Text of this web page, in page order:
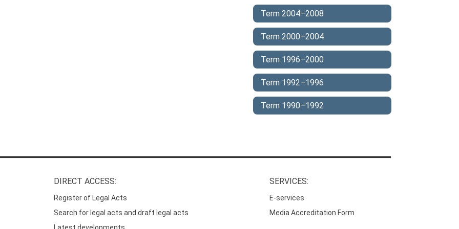
Term 2004–2008
Term 2000–2004
Term 1996–2000
Term 1992–1996
Term 1990–1992
DIRECT ACCESS:
Register of Legal Acts
Search for legal acts and draft legal acts
SERVICES:
E-services
Media Accreditation Form